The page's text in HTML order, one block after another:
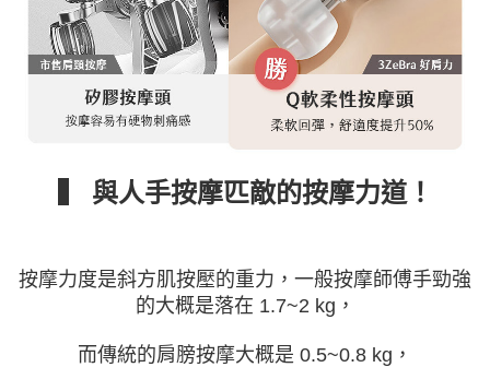
▍ 與人手按摩匹敵的按摩力道！
按摩力度是斜方肌按壓的重力，一般按摩師傅手勁強
的大概是落在 1.7~2 kg，
而傳統的肩膀按摩大概是 0.5~0.8 kg，